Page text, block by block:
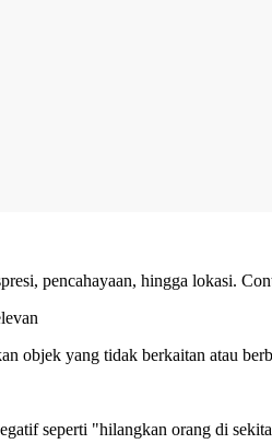
pencahayaan, hingga lokasi.
objek yang tidak berkaitan atau
seperti "hilangkan orang di